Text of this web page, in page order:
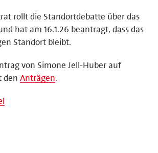
rollt die Standortdebatte über das
hat am 16.1.26 beantragt, dass das
Standort bleibt.
von Simone Jell-Huber auf
den Anträgen.